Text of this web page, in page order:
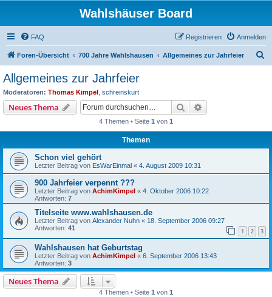
Wahlshäuser Board
FAQ Anmelden
Registrieren
Foren-Übersicht 700 Jahre Wahlshausen Allgemeines zur Jahrfeier
Allgemeines zur Jahrfeier
Moderatoren: Thomas Kimpel schreinskurt
Neues Thema Suche
4 Themen • Seite 1 von 1
Themen
Schon viel gehört
Letzter Beitrag von EsWarEinmal « 4. August 2009 10:31
900 Jahrfeier verpennt ???
Letzter Beitrag von AchimKimpel « 4. Oktober 2006 10:22
Antworten: 7
Titelseite www.wahlshausen.de
Letzter Beitrag von Alexander Nuhn « 18. September 2006 09:27
Antworten: 41 1 2 3
Wahlshausen hat Geburtstag
Letzter Beitrag von AchimKimpel « 6. September 2006 13:43
Antworten: 3
Neues Thema
4 Themen • Seite 1 von 1